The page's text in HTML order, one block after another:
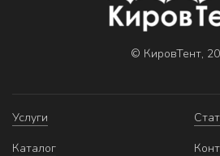
© КировТент,
Услуги
Каталог